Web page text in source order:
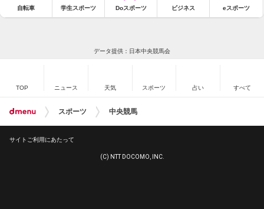
自転車 学生スポーツ Doスポーツ ビジネス eスポーツ
データ提供：日本中央競馬会
TOP ニュース 天気 スポーツ 占い すべて
スポーツ 中央競馬
サイトご利用にあたって
(C) NTT DOCOMO, INC.